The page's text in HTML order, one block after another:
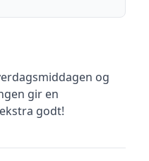
og
gir en
godt!